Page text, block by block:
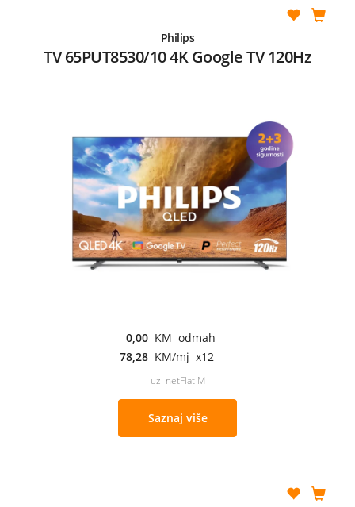
Philips
TV 65PUT8530/10 4K Google TV 120Hz
0,00 KM odmah
78,28 KM/mj x12
uz netFlat M
Saznaj više